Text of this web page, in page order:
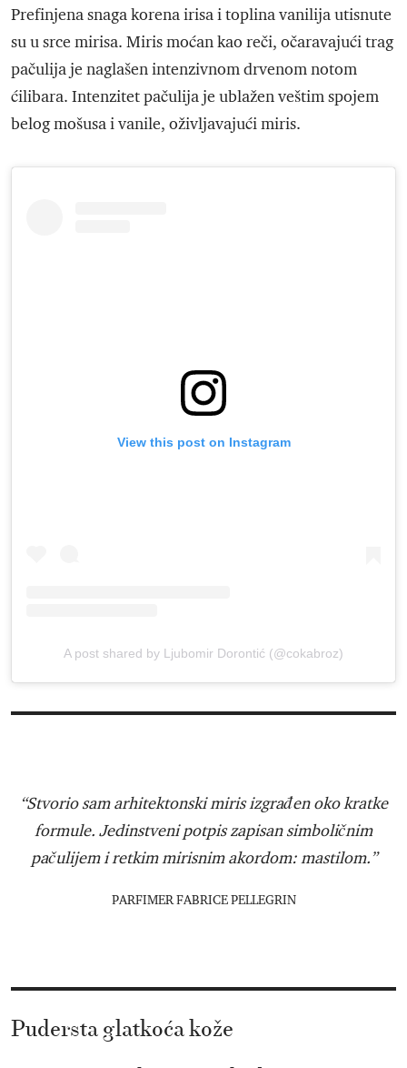
Prefinjena snaga korena irisa i toplina vanilija utisnute
su u srce mirisa. Miris moćan kao reči, očaravajući trag
pačulija je naglašen intenzivnom drvenom notom
ćilibara. Intenzitet pačulija je ublažen veštim spojem
belog mošusa i vanile, oživljavajući miris.
View this post on Instagram
A post shared by Ljubomir Dorontić (@cokabroz)
“Stvorio sam arhitektonski miris izgrađen oko kratke
formule. Jedinstveni potpis zapisan simboličnim
pačulijem i retkim mirisnim akordom: mastilom.”
PARFIMER FABRICE PELLEGRIN
Pudersta glatkoća kože